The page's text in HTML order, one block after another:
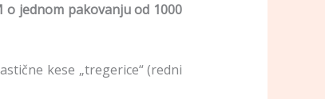
o jednom pakovanju od 1000
kese „tregerice“ (redni